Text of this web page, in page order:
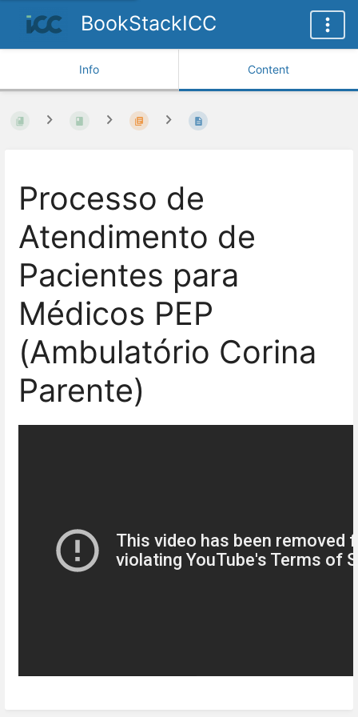
BookStackICC
Info Content
Processo de
Atendimento de
Pacientes para
Médicos PEP
(Ambulatório Corina
Parente)